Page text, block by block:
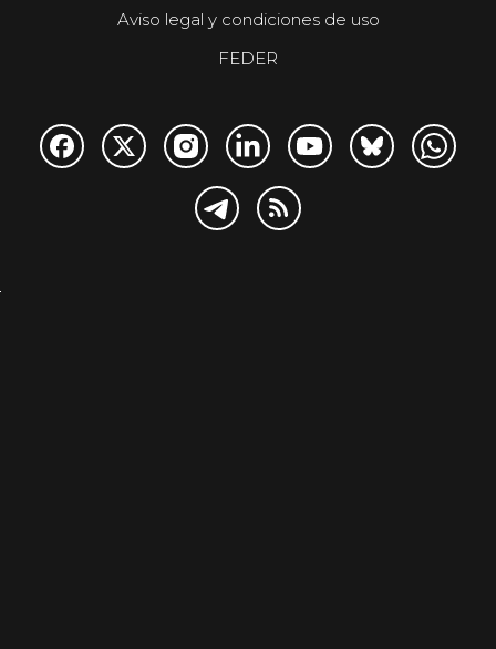
Aviso legal y condiciones de uso
FEDER